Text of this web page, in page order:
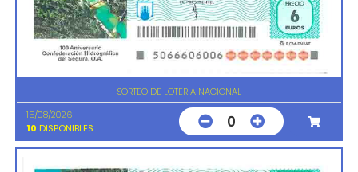
SORTEO DE LOTERIA NACIONAL
15/08/2026
10 DISPONIBLES 0